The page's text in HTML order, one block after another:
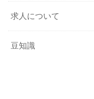
求人について
豆知識